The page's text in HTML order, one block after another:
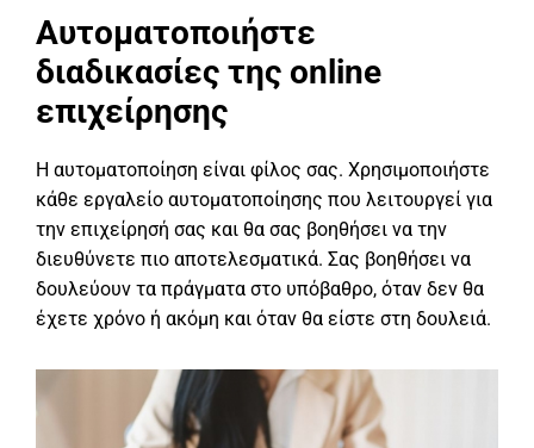
Αυτοματοποιήστε
διαδικασίες της online
επιχείρησης
Η αυτοματοποίηση είναι φίλος σας. Χρησιμοποιήστε
κάθε εργαλείο αυτοματοποίησης που λειτουργεί για
την επιχείρησή σας και θα σας βοηθήσει να την
διευθύνετε πιο αποτελεσματικά. Σας βοηθήσει να
δουλεύουν τα πράγματα στο υπόβαθρο, όταν δεν θα
έχετε χρόνο ή ακόμη και όταν θα είστε στη δουλειά.